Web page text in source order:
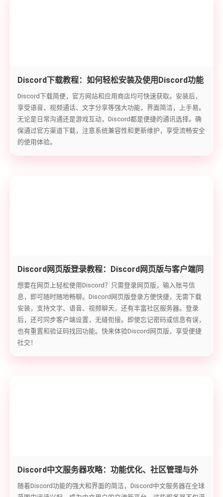
Discord下载教程：如何轻松安装及使用Discord功能
Discord下载简便，官方网站和应用商店均可快速获取。安装后，
享受语音、视频通话、文字分享等强大功能，界面简洁，上手易。
无论是日常沟通还是游戏互动，Discord都是便捷的通讯选择。确
保通过官方渠道下载，注意系统兼容性和更新维护，享受流畅安全
的使用体验。
Discord网页版登录教程：Discord网页版与客户端同
步使用指南
想要在网页上轻松使用Discord？只需登录网页版，输入账号信
息，即可随时随地畅聊。Discord网页版登录方便快捷，无需下载
安装，支持文字、语音、视频聊天，还有丰富社区服务器。登录
后，还可同步客户端设置，无缝衔接。即使忘记密码或信息有误，
也有重置和验证码找回功能。快来体验Discord网页版，享受便捷
社交！
Discord中文服务器攻略：功能优化、社区管理与外
部合作之道
随着Discord功能的强大和界面的简洁，Discord中文服务器在全球